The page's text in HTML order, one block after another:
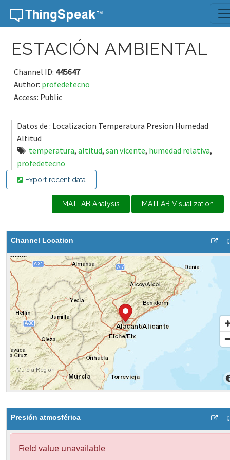
Skip to content
ESTACIÓN AMBIENTAL
Channel ID: 445647
Author: profedetecno
Access: Public
Datos de : Localizacion Temperatura Presion Humedad
Altitud
temperatura, altitud, san vicente, humedad relativa,
profedetecno
Export recent data
MATLAB Analysis MATLAB Visualization
Channel Location
Presión atmosférica